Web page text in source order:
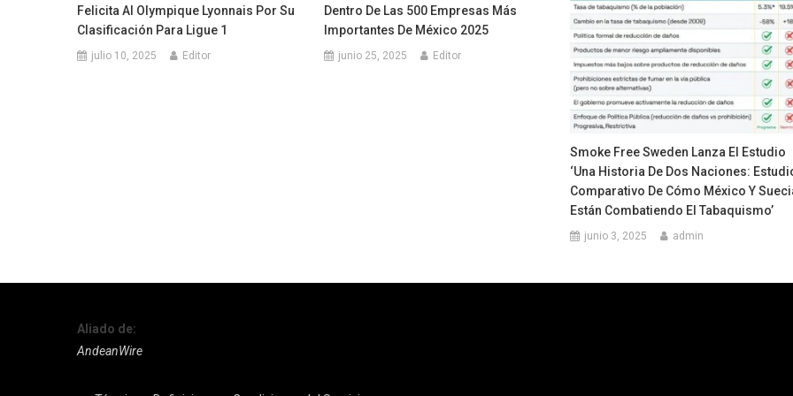
Felicita Al Olympique Lyonnais Por Su
Clasificación Para Ligue 1
julio 10, 2025 Editor
Dentro De Las 500 Empresas Más
Importantes De México 2025
junio 25, 2025 Editor
Smoke Free Sweden Lanza El Estudio
‘Una Historia De Dos Naciones:
Comparativo De Cómo México Y
Están Combatiendo El Tabaquismo’
junio 3, 2025 admin
Aliado de:
AndeanWire